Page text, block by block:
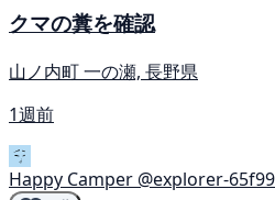
クマの糞を確認
山ノ内町 一の瀬, 長野県
1週前
Happy Camper @explorer-